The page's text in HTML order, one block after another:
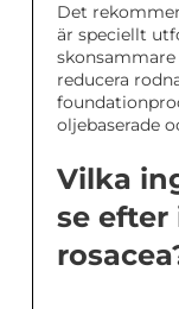
Det
är speciellt
reducera
oljebaserade
Vilka
se